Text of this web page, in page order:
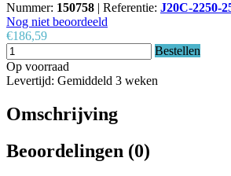
Nummer: 150758 | Referentie: J20C-2250-
Nog niet beoordeeld
€186,59
Bestellen
Op voorraad
Levertijd: Gemiddeld 3 weken
Omschrijving
Beoordelingen (0)